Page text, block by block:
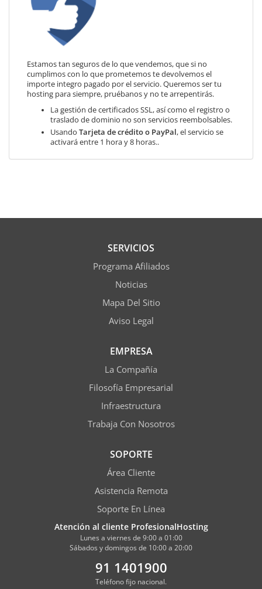
Estamos tan seguros de lo que vendemos, que si no
cumplimos con lo que prometemos te devolvemos el
importe integro pagado por el servicio. Queremos ser tu
hosting para siempre, pruébanos y no te arrepentirás.
La gestión de certificados SSL, así como el registro o
traslado de dominio no son servicios reembolsables.
Usando Tarjeta de crédito o PayPal, el servicio se
activará entre 1 hora y 8 horas..
SERVICIOS
Programa Afiliados
Noticias
Mapa Del Sitio
Aviso Legal
EMPRESA
La Compañía
Filosofía Empresarial
Infraestructura
Trabaja Con Nosotros
SOPORTE
Área Cliente
Asistencia Remota
Soporte En Línea
Atención al cliente ProfesionalHosting
Lunes a viernes de 9:00 a 01:00
Sábados y domingos de 10:00 a 20:00
91 1401900
Teléfono fijo nacional.